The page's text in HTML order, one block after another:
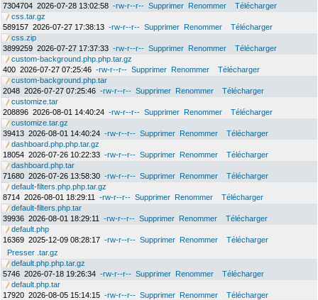
7304704 2026-07-28 13:02:58 -rw-r--r-- Supprimer Renommer
Télécharger
css.tar.gz
589157 2026-07-27 17:38:13 -rw-r--r-- Supprimer Renommer
Télécharger
css.zip
3899259 2026-07-27 17:37:33 -rw-r--r-- Supprimer Renommer
Télécharger
custom-background.php.php.tar.gz
400 2026-07-27 07:25:46 -rw-r--r-- Supprimer Renommer
Télécharger
custom-background.php.tar
2048 2026-07-27 07:25:46 -rw-r--r-- Supprimer Renommer
Télécharger
customize.tar
208896 2026-08-01 14:40:24 -rw-r--r-- Supprimer Renommer
Télécharger
customize.tar.gz
39413 2026-08-01 14:40:24 -rw-r--r-- Supprimer Renommer
Télécharger
dashboard.php.php.tar.gz
18054 2026-07-26 10:22:33 -rw-r--r-- Supprimer Renommer
Télécharger
dashboard.php.tar
71680 2026-07-26 13:58:30 -rw-r--r-- Supprimer Renommer
Télécharger
default-filters.php.php.tar.gz
8714 2026-08-01 18:29:11 -rw-r--r-- Supprimer Renommer
Télécharger
default-filters.php.tar
39936 2026-08-01 18:29:11 -rw-r--r-- Supprimer Renommer
Télécharger
default.php
16369 2025-12-09 08:28:17 -rw-r--r-- Supprimer Renommer
Télécharger
Presser .tar.gz
default.php.php.tar.gz
5746 2026-07-18 19:26:34 -rw-r--r-- Supprimer Renommer
Télécharger
default.php.tar
17920 2026-08-05 15:14:15 -rw-r--r-- Supprimer Renommer
Télécharger